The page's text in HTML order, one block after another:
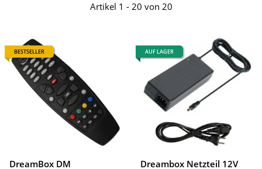
Artikel 1 - 20 von 20
BESTSELLER
DreamBox DM
AUF LAGER
Dreambox Netzteil 12V